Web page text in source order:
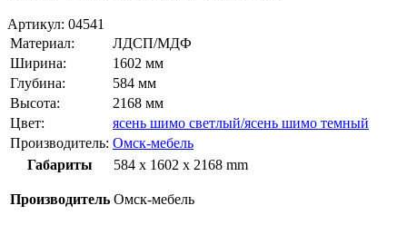
Артикул: 04541
Материал:
ЛДСП/МДФ
Ширина:
1602 мм
Глубина:
584 мм
Высота:
2168 мм
Цвет:
ясень шимо светлый/ясень шимо темный
Производитель: Омск-мебель
Габариты
584 x 1602 x 2168 mm
Производитель Омск-мебель